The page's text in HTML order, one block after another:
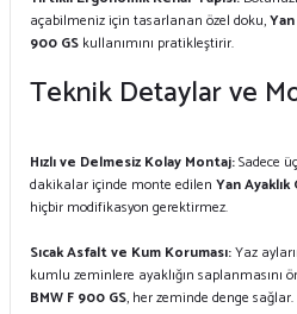
açabilmeniz için tasarlanan özel doku,
900 GS kullanımını pratikleştirir.
Teknik Detaylar ve
Hızlı ve Delmesiz Kolay Montaj:Sadece
dakikalar içinde monte edilen Yan
hiçbir modifikasyon gerektirmez.
Sıcak Asfalt ve Kum Koruması:Yaz
kumlu zeminlere ayaklığın saplanmasını
BMW F 900 GS, her zeminde denge sağlar.